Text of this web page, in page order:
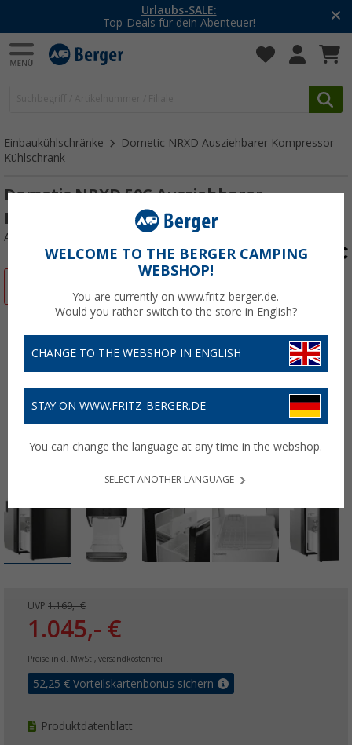
-20% auf Kleidung und Schuhe
Mit dem Aktionscode20SSV
Einbaukühlschränke
Dometic NRXD Ausziehbarer Kompressor
Kühlschrank
Dometic NRXD 50C Ausziehbarer
Kompressor Kühlschrank 44 Liter
Art.-Nr.: 839284
UVP 1.169,- €
1.045,- €
Preise inkl. MwSt., versandkostenfrei
52,25 € Vorteilskartenbonus sichern
Produktdatenblatt
WELCOME TO THE BERGER CAMPING
WEBSHOP!
You are currently on www.fritz-berger.de.
Would you rather switch to the store in English?
CHANGE TO THE WEBSHOP IN ENGLISH
STAY ON WWW.FRITZ-BERGER.DE
You can change the language at any time in the webshop.
SELECT ANOTHER LANGUAGE